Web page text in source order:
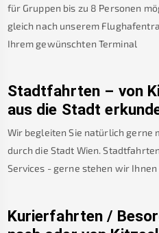
für Gruppen bis zu 8 Personen
gleich nach unserem
Ihrem gewünschten Terminal
Stadtfahrten – von
aus die Stadt
Wir begleiten Sie natürlich gerne
durch die Stadt Wien.
Services - gerne stehen wir
Kurierfahrten /